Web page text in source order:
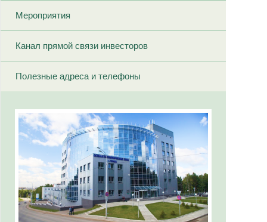
Мероприятия
Канал прямой связи инвесторов
Полезные адреса и телефоны